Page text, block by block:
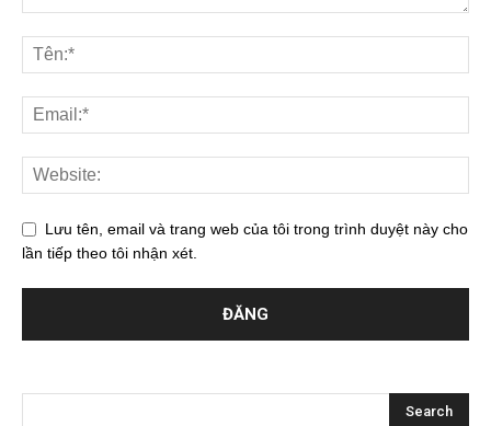
Lưu tên, email và trang web của tôi trong trình duyệt này cho
lần tiếp theo tôi nhận xét.